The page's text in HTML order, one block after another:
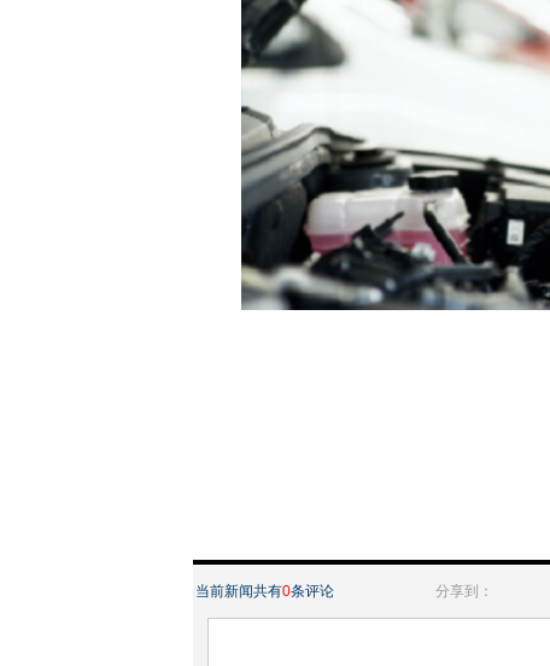
当前新闻共有0条评论 分享到：